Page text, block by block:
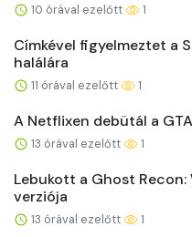
10 órával ezelőtt 1
Címkével figyelmeztet a
halálára
11 órával ezelőtt 1
A Netflixen debütál a
13 órával ezelőtt 1
Lebukott a Ghost
verziója
13 órával ezelőtt 1